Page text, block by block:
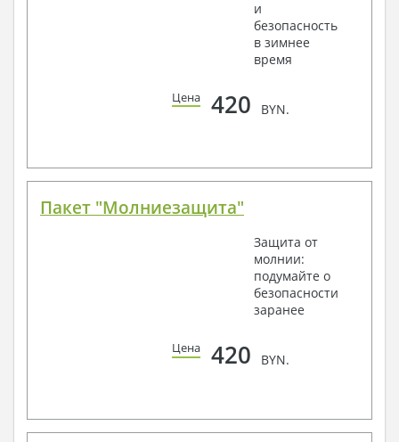
и
безопасность
в зимнее
время
Цена 420 BYN.
Пакет "Молниезащита"
Защита от
молнии:
подумайте о
безопасности
заранее
Цена 420 BYN.